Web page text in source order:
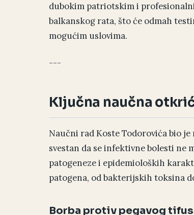
dubokim patriotskim i
balkanskog rata, što će odmah
mogućim uslovima.
---
Ključna naučna
Naučni rad Koste Todorovića bio
svestan da se infektivne bolesti ne
patogeneze i epidemioloških
patogena, od bakterijskih toksina
Borba protiv pegavog